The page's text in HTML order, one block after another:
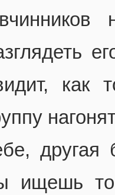
как
другая
ищешь